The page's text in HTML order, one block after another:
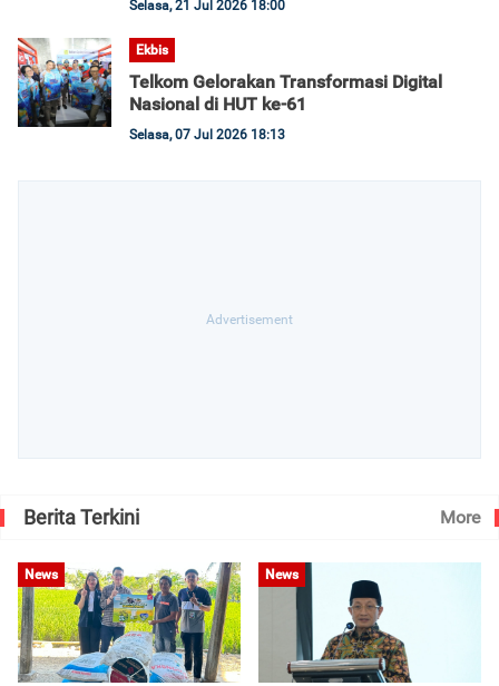
Selasa, 21 Jul 2026 18:00
Ekbis
Telkom Gelorakan Transformasi Digital
Nasional di HUT ke-61
Selasa, 07 Jul 2026 18:13
Berita Terkini More
News News